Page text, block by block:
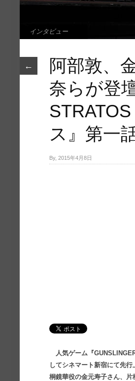
インタビュー
←
阿部敦、
奈らが登
ス』第一
By, 2015年4月8日
人気ゲーム『
してシネマート新宿にて先
桐鏡華役の金元寿子さん、片